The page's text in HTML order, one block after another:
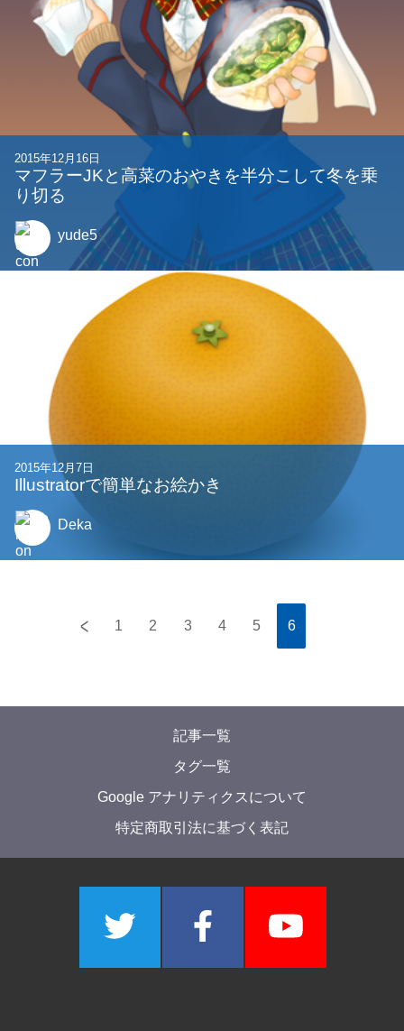
2015年12月16日
マフラーJKと高菜のおやきを半分こして冬を乗
り切る
yude5
2015年12月7日
Illustratorで簡単なお絵かき
Deka
< 1 2 3 4 5 6
記事一覧
タグ一覧
Google アナリティクスについて
特定商取引法に基づく表記